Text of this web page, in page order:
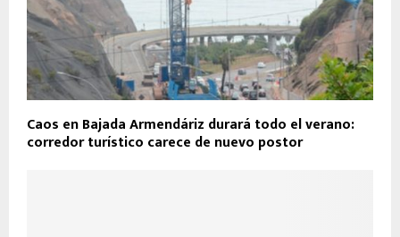
Caos en Bajada Armendáriz durará todo el verano:
corredor turístico carece de nuevo postor